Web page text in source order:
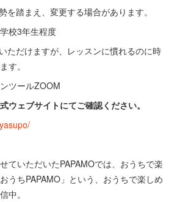
を踏まえ、変更する場合があります。
校3年生程度
ただけますが、レッスンに慣れるのに時
す。
ツールZOOM
ウェブサイトにてご確認ください。
ていただいたPAPAMOでは、おうちで楽
うちPAPAMO」という、おうちで楽しめ
中。